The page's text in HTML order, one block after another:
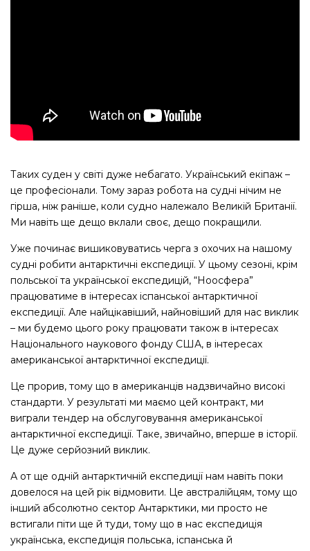
Таких суден у світі дуже небагато. Український екіпаж –
це професіонали. Тому зараз робота на судні нічим не
гірша, ніж раніше, коли судно належало Великій Британії.
Ми навіть ще дещо вклали своє, дещо покращили.
Уже починає вишиковуватись черга з охочих на нашому
судні робити антарктичні експедиції. У цьому сезоні, крім
польської та української експедицій, “Ноосфера”
працюватиме в інтересах іспанської антарктичної
експедиції. Але найцікавіший, найновіший для нас виклик
– ми будемо цього року працювати також в інтересах
Національного наукового фонду США, в інтересах
американської антарктичної експедиції.
Це прорив, тому що в американців надзвичайно високі
стандарти. У результаті ми маємо цей контракт, ми
виграли тендер на обслуговування американської
антарктичної експедиції. Таке, звичайно, вперше в історії.
Це дуже серйозний виклик.
А от ще одній антарктичній експедиції нам навіть поки
довелося на цей рік відмовити. Це австралійцям, тому що
інший абсолютно сектор Антарктики, ми просто не
встигали піти ще й туди, тому що в нас експедиція
українська, експедиція польська, іспанська й